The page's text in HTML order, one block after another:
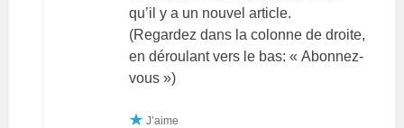
qu’il y a un nouvel article.
(Regardez dans la colonne de droite,
en déroulant vers le bas: « Abonnez-
vous »)
J’aime